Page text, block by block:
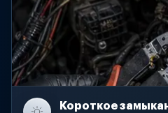
Короткое